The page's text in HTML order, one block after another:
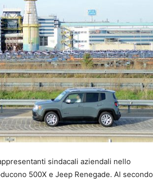
sindacali aziendali nello
500X e Jeep Renegade. Al secondo